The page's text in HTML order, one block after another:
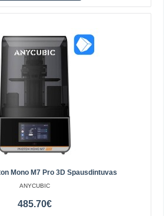
4-6 D.d.
Įdėti į krepšelį
prie pageidavimų sąrašo
Mono M7 Pro 3D Spausdintuvas
ANYCUBIC
485.70€